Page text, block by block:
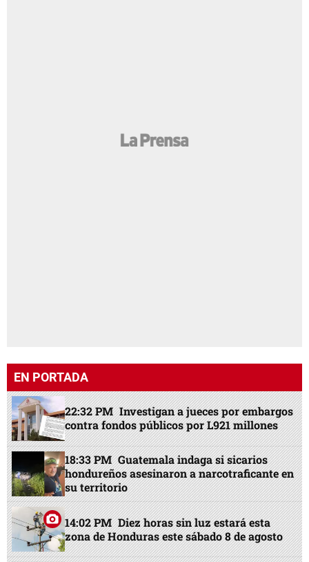
EN PORTADA
22:32 PM Investigan a jueces por embargos
contra fondos públicos por L921 millones
18:33 PM Guatemala indaga si sicarios
hondureños asesinaron a narcotraficante en
su territorio
14:02 PM Diez horas sin luz estará esta
zona de Honduras este sábado 8 de agosto